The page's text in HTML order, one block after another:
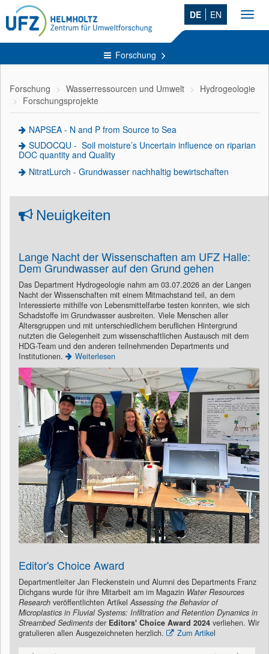
DE EN
Forschung
Forschung Wasserressourcen und Umwelt
Hydrogeologie
Forschungsprojekte
NAPSEA - N and P from Source to Sea
SUDOCQU - Soil moisture’s Uncertain influence on riparian
DOC quantity and Quality
NitratLurch - Grundwasser nachhaltig bewirtschaften
Neuigkeiten
Lange Nacht der Wissenschaften am UFZ Halle:
Dem Grundwasser auf den Grund gehen
Das Department Hydrogeologie nahm am 03.07.2026 an der Langen
Nacht der Wissenschaften mit einem Mitmachstand teil, an dem
Interessierte mithilfe von Lebensmittelfarbe testen konnten, wie sich
Schadstoffe im Grundwasser ausbreiten. Viele Menschen aller
Altersgruppen und mit unterschiedlichem beruflichen Hintergrund
nutzten die Gelegenheit zum wissenschaftlichen Austausch mit dem
HDG-Team und den anderen teilnehmenden Departments und
Institutionen.
Weiterlesen
Editor's Choice Award
Departmentleiter Jan Fleckenstein und Alumni des Departments Franz
Dichgans wurde für ihre Mitarbeit am im Magazin Water Resources
Research veröffentlichten ArtikelAssessing the Behavior of
Microplastics in Fluvial Systems: Infiltration and Retention Dynamics in
Streambed Sediments der Editors' Choice Award 2024 verliehen. Wir
gratulieren allen Ausgezeichneten herzlich.
Zum Artikel